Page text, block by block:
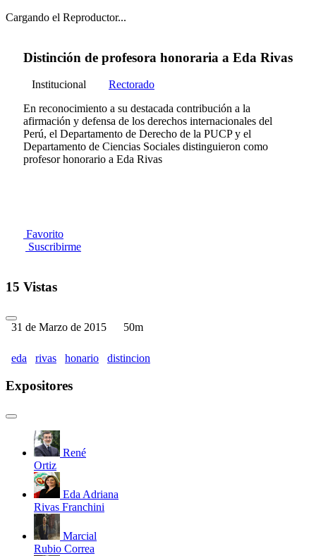
Cargando el Reproductor...
Distinción de profesora honoraria a Eda Rivas
Institucional
Rectorado
En reconocimiento a su destacada contribución a la
afirmación y defensa de los derechos internacionales del
Perú, el Departamento de Derecho de la PUCP y el
Departamento de Ciencias Sociales distinguieron como
profesor honorario a Eda Rivas
Favorito
Suscribirme
15 Vistas
31 de Marzo de 2015 50m
eda rivas honario distincion
Expositores
René
Ortiz
Eda Adriana
Rivas Franchini
Marcial
Rubio Correa